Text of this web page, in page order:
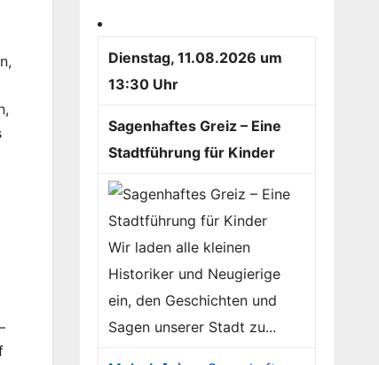
Dienstag, 11.08.2026 um
13:30 Uhr
Sagenhaftes Greiz – Eine
Stadtführung für Kinder
Wir laden alle kleinen
Historiker und Neugierige
ein, den Geschichten und
Sagen unserer Stadt zu...